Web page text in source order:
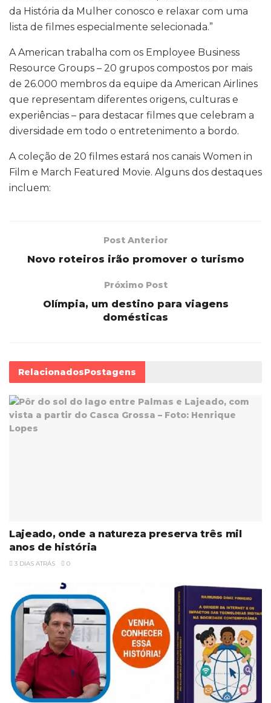
da História da Mulher conosco e relaxar com uma
lista de filmes especialmente selecionada.”
A American trabalha com os Employee Business
Resource Groups – 20 grupos compostos por mais
de 26.000 membros da equipe da American Airlines
que representam diferentes origens, culturas e
experiências – para destacar filmes que celebram a
diversidade em todo o entretenimento a bordo.
A coleção de 20 filmes estará nos canais Women in
Film e March Featured Movie. Alguns dos destaques
incluem:
Post Anterior
Novo roteiros irão promover o turismo
Próximo Post
Olímpia, um destino para viagens
domésticas
RelacionadosPostagens
Lajeado, onde a natureza preserva três mil
anos de história
3 DIAS ATRÁS 0